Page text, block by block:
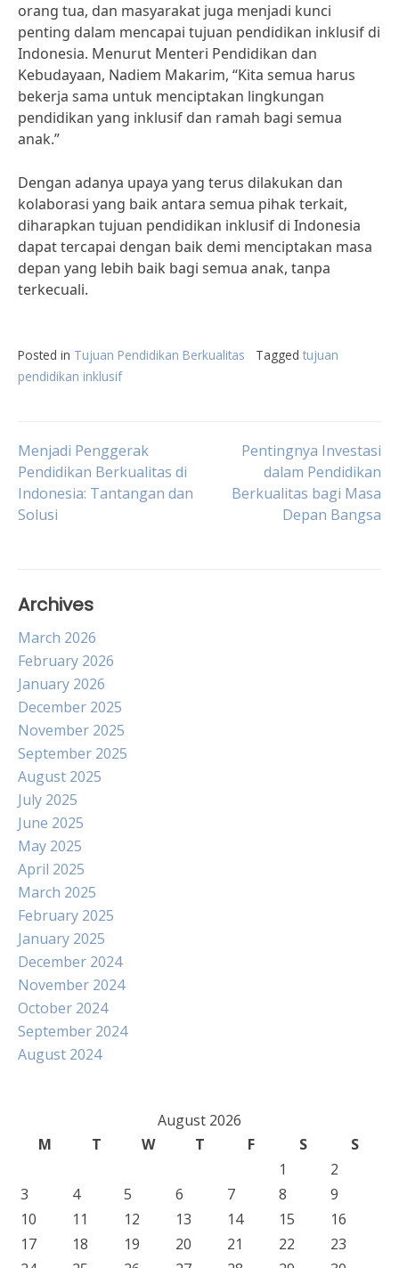
orang tua, dan masyarakat juga menjadi kunci
penting dalam mencapai tujuan pendidikan inklusif di
Indonesia. Menurut Menteri Pendidikan dan
Kebudayaan, Nadiem Makarim, “Kita semua harus
bekerja sama untuk menciptakan lingkungan
pendidikan yang inklusif dan ramah bagi semua
anak.”
Dengan adanya upaya yang terus dilakukan dan
kolaborasi yang baik antara semua pihak terkait,
diharapkan tujuan pendidikan inklusif di Indonesia
dapat tercapai dengan baik demi menciptakan masa
depan yang lebih baik bagi semua anak, tanpa
terkecuali.
Posted in Tujuan Pendidikan Berkualitas Tagged tujuan
pendidikan inklusif
Post
navigation
Menjadi Penggerak
Pendidikan Berkualitas di
Indonesia: Tantangan dan
Solusi
Pentingnya Investasi
dalam Pendidikan
Berkualitas bagi Masa
Depan Bangsa
Archives
March 2026
February 2026
January 2026
December 2025
November 2025
September 2025
August 2025
July 2025
June 2025
May 2025
April 2025
March 2025
February 2025
January 2025
December 2024
November 2024
October 2024
September 2024
August 2024
August 2026
M
T W T F S
S
1
2
3
4 5 6 7 8
9
10
11 12 13 14 15
16
17
18 19 20 21 22
23